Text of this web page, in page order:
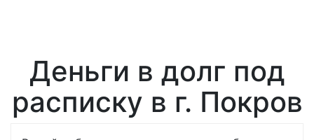
Деньги в долг под
расписку в г. Покров